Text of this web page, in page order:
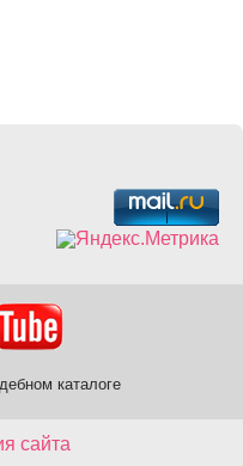
каталоге
сайта